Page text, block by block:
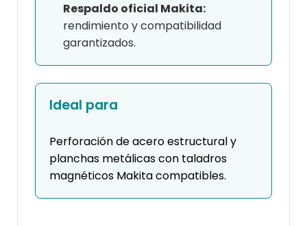
Respaldo oficial Makita:
rendimiento y compatibilidad
garantizados.
Ideal para
Perforación de acero estructural y
planchas metálicas con taladros
magnéticos Makita compatibles.